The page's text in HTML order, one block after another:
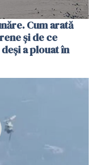
Cum arată
și de ce
a plouat în